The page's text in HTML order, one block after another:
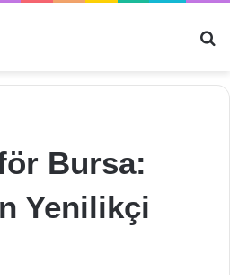
Bursa:
Yenilikçi